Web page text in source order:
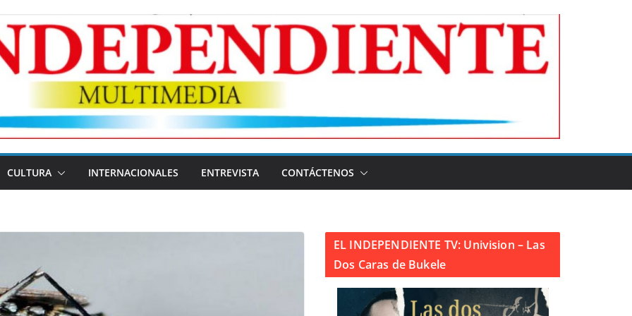
CULTURA INTERNACIONALES ENTREVISTA CONTÁCTENOS
EL INDEPENDIENTE TV: Univision – Las
Dos Caras de Bukele